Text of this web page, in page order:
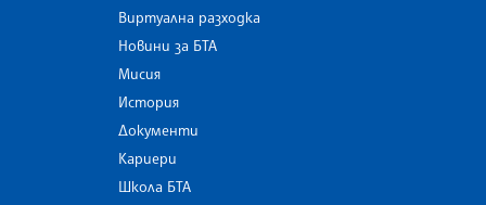
Виртуална разходка
Новини за БТА
Мисия
История
Документи
Кариери
Школа БТА